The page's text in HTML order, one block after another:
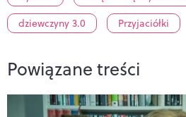
dziewczyny 3.0
Przyjaciółki
Powiązane treści